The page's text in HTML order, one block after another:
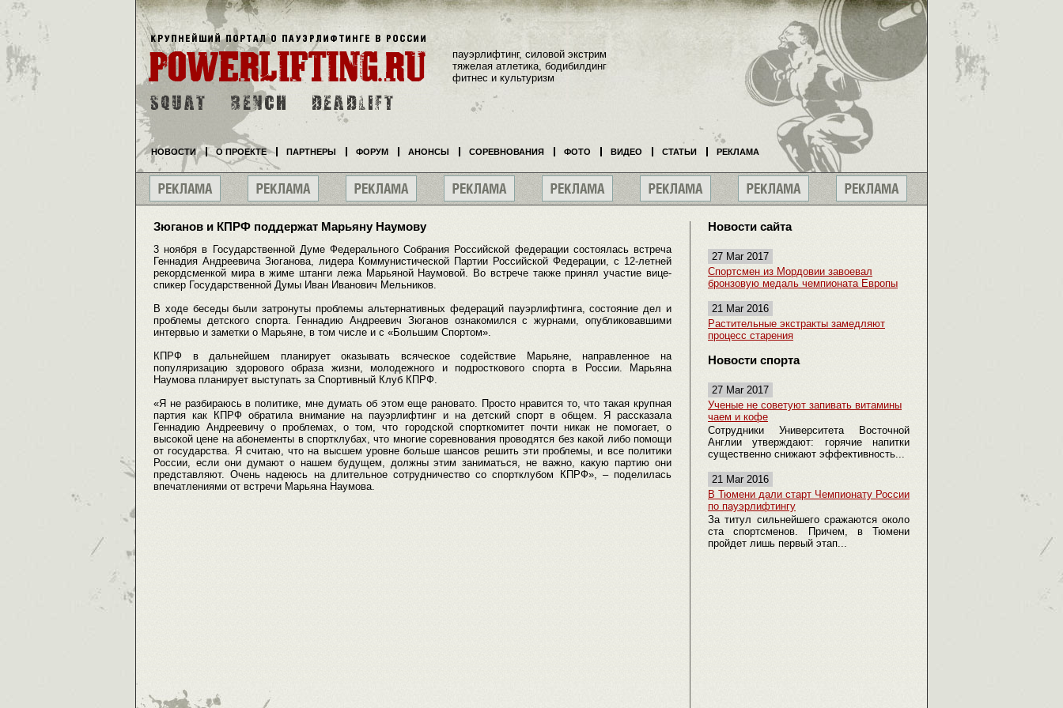
Зюганов и КПРФ поддержат Марьяну Наумову
3 ноября в Государственной Думе Федерального Собрания Российской федерации состоялась встреча
Геннадия Андреевича Зюганова, лидера Коммунистической Партии Российской Федерации, с 12-летней
рекордсменкой мира в жиме штанги лежа Марьяной Наумовой. Во встрече также принял участие вице-
спикер Государственной Думы Иван Иванович Мельников.
В ходе беседы были затронуты проблемы альтернативных федераций пауэрлифтинга, состояние дел и
проблемы детского спорта. Геннадию Андреевич Зюганов ознакомился с журнами, опубликовавшими
интервью и заметки о Марьяне, в том числе и с «Большим Спортом».
КПРФ в дальнейшем планирует оказывать всяческое содействие Марьяне, направленное на
популяризацию здорового образа жизни, молодежного и подросткового спорта в России. Марьяна
Наумова планирует выступать за Спортивный Клуб КПРФ.
«Я не разбираюсь в политике, мне думать об этом еще рановато. Просто нравится то, что такая крупная
партия как КПРФ обратила внимание на пауэрлифтинг и на детский спорт в общем. Я рассказала
Геннадию Андреевичу о проблемах, о том, что городской спорткомитет почти никак не помогает, о
высокой цене на абонементы в спортклубах, что многие соревнования проводятся без какой либо помощи
от государства. Я считаю, что на высшем уровне больше шансов решить эти проблемы, и все политики
России, если они думают о нашем будущем, должны этим заниматься, не важно, какую партию они
представляют. Очень надеюсь на длительное сотрудничество со спортклубом КПРФ», – поделилась
впечатлениями от встречи Марьяна Наумова.
Новости сайта
27 Mar 2017
Спортсмен из Мордовии завоевал
бронзовую медаль чемпионата Европы
21 Mar 2016
Растительные экстракты замедляют
процесс старения
Новости спорта
27 Mar 2017
Ученые не советуют запивать витамины
чаем и кофе
Сотрудники Университета Восточной
Англии утверждают: горячие напитки
существенно снижают эффективность...
21 Mar 2016
В Тюмени дали старт Чемпионату России
по пауэрлифтингу
За титул сильнейшего сражаются около
ста спортсменов. Причем, в Тюмени
пройдет лишь первый этап...
пауэрлифтинг, силовой экстрим
тяжелая атлетика, бодибилдинг
фитнес и культуризм
НОВОСТИ О ПРОЕКТЕ ПАРТНЕРЫ ФОРУМ АНОНСЫ СОРЕВНОВАНИЯ ФОТО ВИДЕО СТАТЬИ РЕКЛАМА